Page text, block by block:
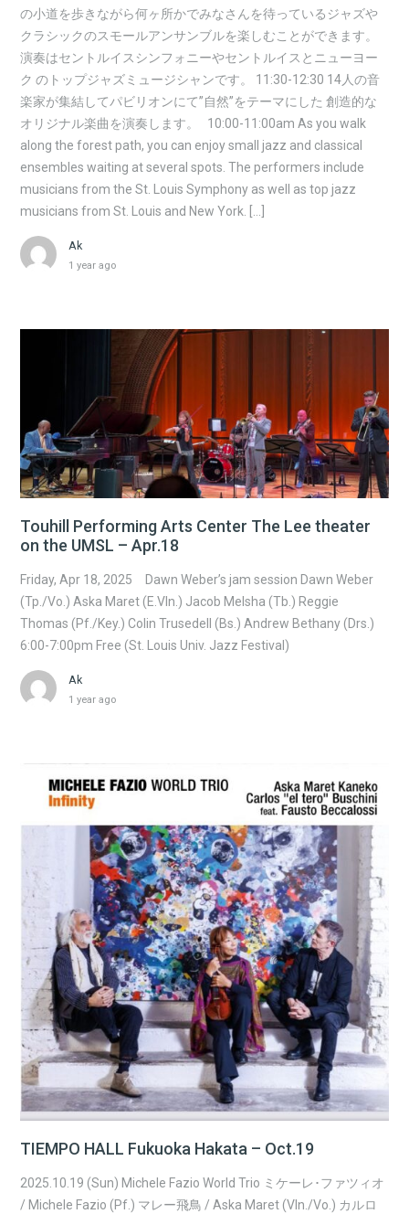
の小道を歩きながら何ヶ所かでみなさんを待っているジャズや
クラシックのスモールアンサンブルを楽しむことができます。
演奏はセントルイスシンフォニーやセントルイスとニューヨー
ク のトップジャズミュージシャンです。 11:30-12:30 14人の音
楽家が集結してパビリオンにて”自然”をテーマにした 創造的な
オリジナル楽曲を演奏します。 10:00-11:00am As you walk
along the forest path, you can enjoy small jazz and classical
ensembles waiting at several spots. The performers include
musicians from the St. Louis Symphony as well as top jazz
musicians from St. Louis and New York. […]
Ak
1 year ago
Touhill Performing Arts Center The Lee theater
on the UMSL – Apr.18
Friday, Apr 18, 2025 Dawn Weber’s jam session Dawn Weber
(Tp./Vo.) Aska Maret (E.Vln.) Jacob Melsha (Tb.) Reggie
Thomas (Pf./Key.) Colin Trusedell (Bs.) Andrew Bethany (Drs.)
6:00-7:00pm Free (St. Louis Univ. Jazz Festival)
Ak
1 year ago
TIEMPO HALL Fukuoka Hakata – Oct.19
2025.10.19 (Sun) Michele Fazio World Trio ミケーレ･ファツィオ
/ Michele Fazio (Pf.) マレー飛鳥 / Aska Maret (Vln./Vo.) カルロ